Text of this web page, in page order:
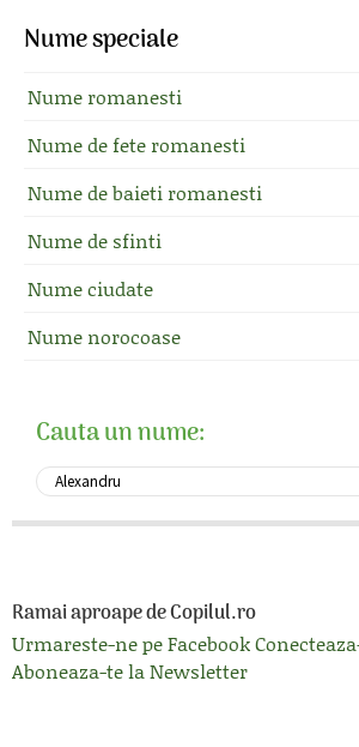
Nume speciale
Nume romanesti
Nume de fete romanesti
Nume de baieti romanesti
Nume de sfinti
Nume ciudate
Nume norocoase
Cauta un nume:
Ramai aproape de Copilul.ro
Urmareste-ne pe Facebook
Aboneaza-te la Newsletter